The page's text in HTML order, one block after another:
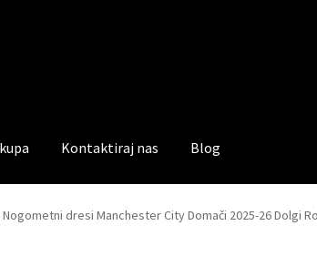
Kontaktiraj nas Blog
dresi Manchester City Domači 2025-26 Dolgi